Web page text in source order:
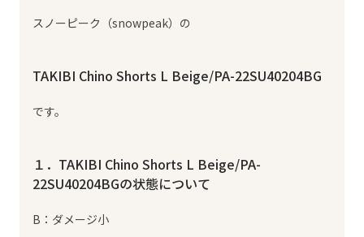
スノーピーク（snowpeak）の
TAKIBI Chino Shorts L Beige/PA-22SU40204BG
です。
１．TAKIBI Chino Shorts L Beige/PA-
22SU40204BGの状態について
B：ダメージ小